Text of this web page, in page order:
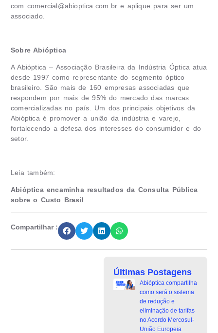
com comercial@abioptica.com.br e aplique para ser um
associado.
Sobre Abióptica
A Abióptica – Associação Brasileira da Indústria Óptica atua
desde 1997 como representante do segmento óptico
brasileiro. São mais de 160 empresas associadas que
respondem por mais de 95% do mercado das marcas
comercializadas no país. Um dos principais objetivos da
Abióptica é promover a união da indústria e varejo,
fortalecendo a defesa dos interesses do consumidor e do
setor.
Leia também:
Abióptica encaminha resultados da Consulta Pública
sobre o Custo Brasil
Compartilhar :
Últimas Postagens
Abióptica compartilha
como será o sistema
de redução e
eliminação de tarifas
no Acordo Mercosul-
União Europeia